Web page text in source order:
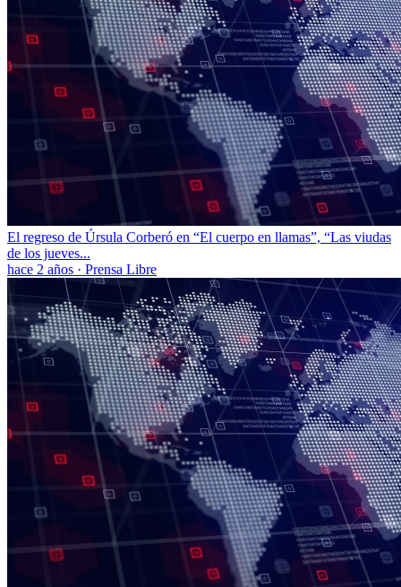
El regreso de Úrsula Corberó en “El cuerpo en llamas”, “Las viudas
de los jueves...
hace 2 años · Prensa Libre